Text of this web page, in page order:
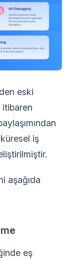
eski
iş
aşağıda
eş